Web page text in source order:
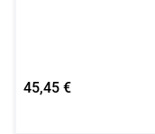
45,45 €